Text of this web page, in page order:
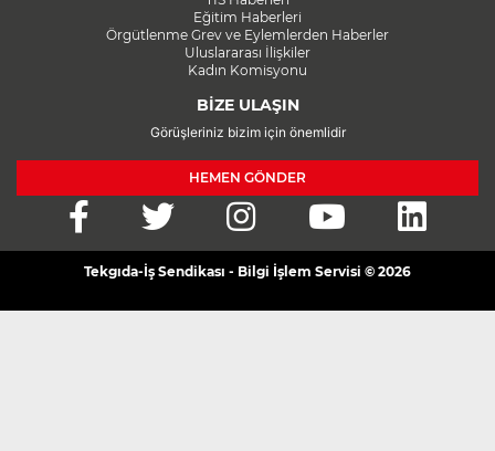
Eğitim Haberleri
Örgütlenme Grev ve Eylemlerden Haberler
Uluslararası İlişkiler
Kadın Komisyonu
BİZE ULAŞIN
Görüşleriniz bizim için önemlidir
HEMEN GÖNDER
Tekgıda-İş Sendikası - Bilgi İşlem Servisi © 2026